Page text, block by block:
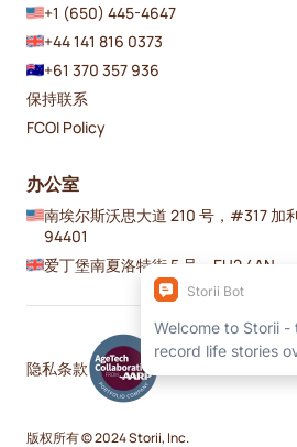
+1 (650) 445-4647
+44 141 816 0373
+61 370 357 936
保持联系
FCOI Policy
办公室
南埃尔斯沃思大道 210 号，#317 加
94401
爱丁堡南夏洛特街 5 号，EH2 4AN
版权所有 © 2024 Storii, Inc.
隐私条款